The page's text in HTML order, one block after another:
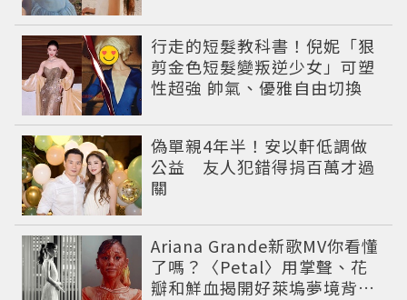
行走的短髮教科書！倪妮「狠
剪金色短髮變叛逆少女」可塑
性超強 帥氣、優雅自由切換
偽單親4年半！安以軒低調做
公益 友人犯錯得捐百萬才過
關
Ariana Grande新歌MV你看懂
了嗎？〈Petal〉用掌聲、花
瓣和鮮血揭開好萊塢夢境背後